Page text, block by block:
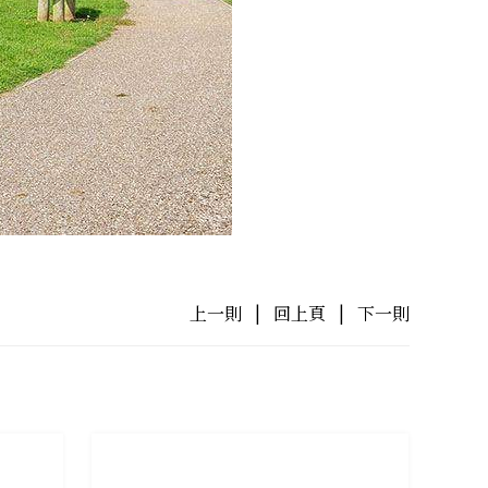
上一則 | 回上頁 | 下一則